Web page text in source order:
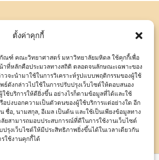
ตั้งค่าคุกกี้
ณฑ์ คณะวิทยาศาสตร์ มหาวิทยาลัยมหิดล ใช้คุกกี้เพื่อ
ที่หลักคือประมวลทางสถิติ ตลอดจนลักษณะเฉพาะของ
วจะนำมาใช้ในการวิเคราะห์รูปแบบพฤติกรรมของผู้ใช้
ดังกล่าวไปใช้ในการปรับปรุงเว็บไซต์ให้ตอบสนอง
ใช้บริการให้ดียิ่งขึ้น อย่างไรก็ตามข้อมูลที่ได้และใช้
อบ่งบอกความเป็นตัวตนของผู้ใช้บริการแต่อย่างใด อีก
ชื่อ, นามสกุล, อีเมล เป็นต้น และใช้เป็นเพียงข้อมูลทาง
ยสามารถมอบประสบการณ์ที่ดีในการใช้งานเว็บไซต์
รุงเว็บไซต์ให้มีประสิทธิภาพยิ่งขึ้นได้ในเวลาเดียวกัน
ใช้งานคุกกี้ได้